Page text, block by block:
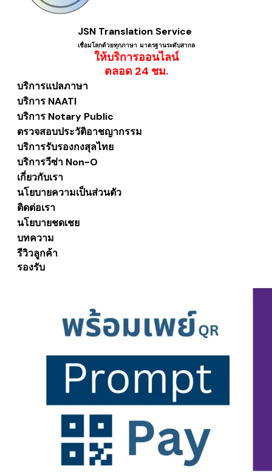
JSN Translation Service
เชื่อมโลกด้วยทุกภาษา ​มาตรฐานระดับสากล
ให้บริการออนไลน์
​ตลอด 24 ชม.
บริการแปลภาษา
บริการ NAATI
บริการ Notary Public
ตรวจสอบประวัติอาชญากรรม
บริการรับรองกงสุลไทย
บริการวีซ่า Non-O
เกี่ยวกับเรา
นโยบายความเป็นส่วนตัว
ติดต่อเรา
นโยบายชดเชย
บทความ
รีวิวลูกค้า
รองรับ